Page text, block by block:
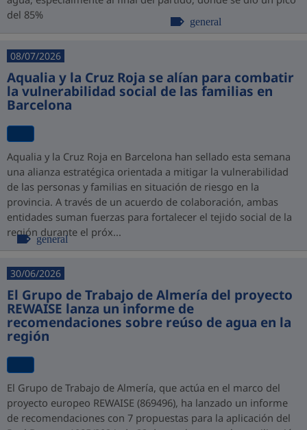
del 85%
general
08/07/2026
Aqualia y la Cruz Roja se alían para combatir
la vulnerabilidad social de las familias en
Barcelona
Aqualia y la Cruz Roja en Barcelona han sellado esta semana
una alianza estratégica orientada a mitigar la vulnerabilidad
de las personas y familias en situación de riesgo en la
provincia. A través de un acuerdo de colaboración, ambas
entidades suman fuerzas para fortalecer el tejido social de la
región durante el próx...
general
30/06/2026
El Grupo de Trabajo de Almería del proyecto
REWAISE lanza un informe de
recomendaciones sobre reúso de agua en la
región
El Grupo de Trabajo de Almería, que actúa en el marco del
proyecto europeo REWAISE (869496), ha lanzado un informe
de recomendaciones con 7 propuestas para la aplicación del